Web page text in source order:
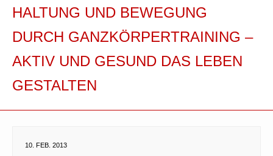
HALTUNG UND BEWEGUNG
DURCH GANZKÖRPERTRAINING –
AKTIV UND GESUND DAS LEBEN
GESTALTEN
10. FEB. 2013